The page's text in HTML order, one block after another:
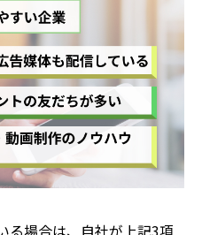
る場合は、自社が上記3項